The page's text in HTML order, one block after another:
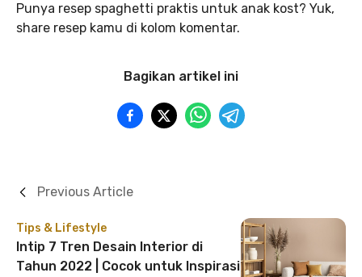
Punya resep spaghetti praktis untuk anak kost? Yuk,
share resep kamu di kolom komentar.
Bagikan artikel ini
Tips & Lifestyle
Intip 7 Tren Desain Interior di
Tahun 2022 | Cocok untuk Inspirasi
Previous Article